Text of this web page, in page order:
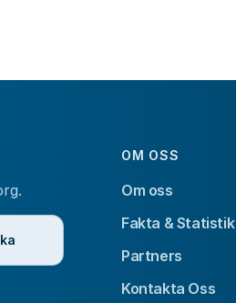
OM OSS
Om oss
Fakta & Statistik
Partners
Kontakta Oss